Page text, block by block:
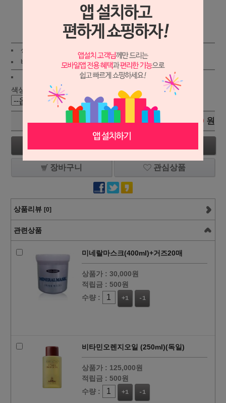
상세보기
상품가 :
배송비 : (조건) ! 지역별 !
색상 :
총 상품 금액 0 원
장바구니 관심상품
상품리뷰 [0]
관련상품
미네랄마스크(400ml)+거즈20매
상품가 : 30,000원
적립금 : 500원
수량 :
+1 -1
비타민오렌지오일 (250ml)(독일)
상품가 : 125,000원
적립금 : 500원
수량 :
+1 -1